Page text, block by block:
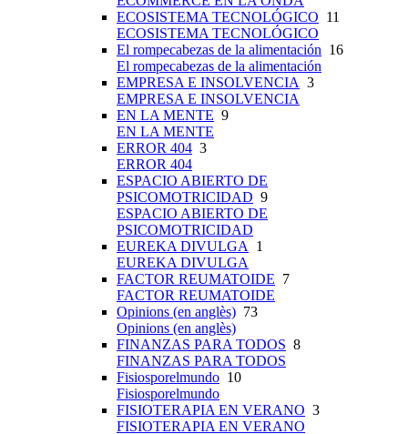
ECOSISTEMA TECNOLÓGICO 11
ECOSISTEMA TECNOLÓGICO
El rompecabezas de la alimentación 16
El rompecabezas de la alimentación
EMPRESA E INSOLVENCIA 3
EMPRESA E INSOLVENCIA
EN LA MENTE 9
EN LA MENTE
ERROR 404 3
ERROR 404
ESPACIO ABIERTO DE
PSICOMOTRICIDAD 9
ESPACIO ABIERTO DE
PSICOMOTRICIDAD
EUREKA DIVULGA
1
EUREKA DIVULGA
FACTOR REUMATOIDE 7
FACTOR REUMATOIDE
Opinions (en anglès) 73
Opinions (en anglès)
FINANZAS PARA TODOS 8
FINANZAS PARA TODOS
Fisiosporelmundo 10
Fisiosporelmundo
FISIOTERAPIA EN VERANO 3
FISIOTERAPIA EN VERANO